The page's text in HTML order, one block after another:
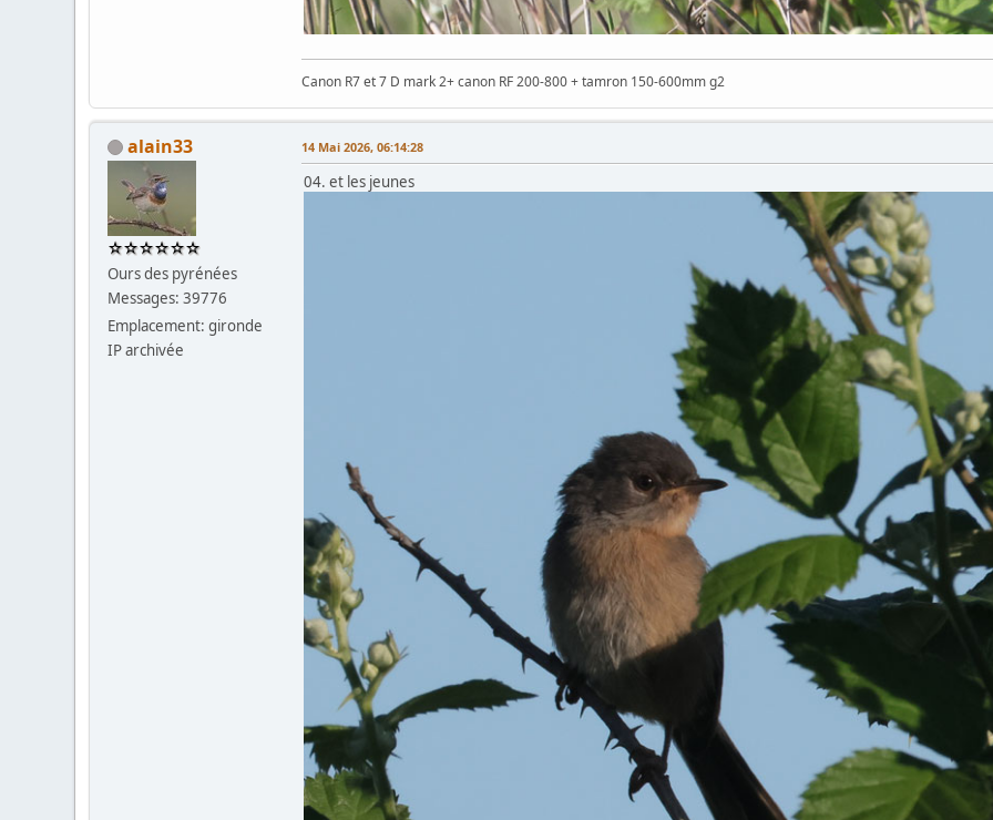
Canon R7 et 7 D mark 2+ canon RF 200-800 + tamron 150-600mm g2
alain33
Ours des pyrénées
Messages: 39776
Emplacement: gironde
IP archivée
14 Mai 2026, 06:14:28
04. et les jeunes